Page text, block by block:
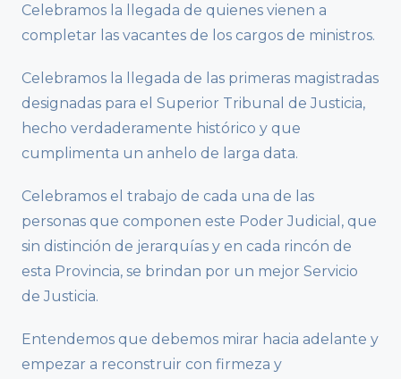
Celebramos la llegada de quienes vienen a
completar las vacantes de los cargos de ministros.
Celebramos la llegada de las primeras magistradas
designadas para el Superior Tribunal de Justicia,
hecho verdaderamente histórico y que
cumplimenta un anhelo de larga data.
Celebramos el trabajo de cada una de las
personas que componen este Poder Judicial, que
sin distinción de jerarquías y en cada rincón de
esta Provincia, se brindan por un mejor Servicio
de Justicia.
Entendemos que debemos mirar hacia adelante y
empezar a reconstruir con firmeza y